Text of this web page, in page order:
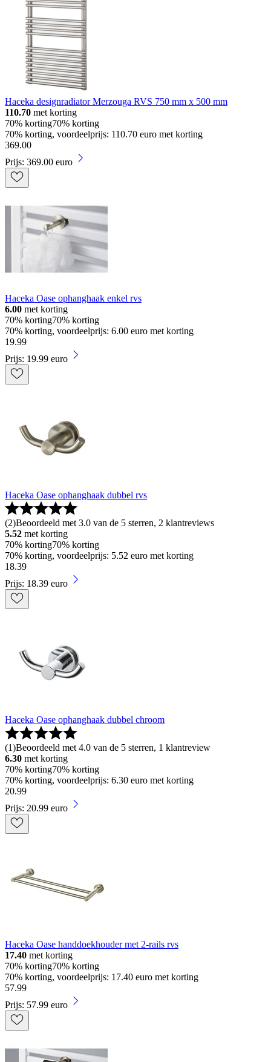
Haceka designradiator Merzouga RVS 750 mm x 500 mm
110.70 met korting
70% korting70% korting
70% korting, voordeelprijs: 110.70 euro met korting
369.00
Prijs: 369.00 euro
Haceka Oase ophanghaak enkel rvs
6.00 met korting
70% korting70% korting
70% korting, voordeelprijs: 6.00 euro met korting
19.99
Prijs: 19.99 euro
Haceka Oase ophanghaak dubbel rvs
(2)Beoordeeld met 3.0 van de 5 sterren, 2 klantreviews
5.52 met korting
70% korting70% korting
70% korting, voordeelprijs: 5.52 euro met korting
18.39
Prijs: 18.39 euro
Haceka Oase ophanghaak dubbel chroom
(1)Beoordeeld met 4.0 van de 5 sterren, 1 klantreview
6.30 met korting
70% korting70% korting
70% korting, voordeelprijs: 6.30 euro met korting
20.99
Prijs: 20.99 euro
Haceka Oase handdoekhouder met 2-rails rvs
17.40 met korting
70% korting70% korting
70% korting, voordeelprijs: 17.40 euro met korting
57.99
Prijs: 57.99 euro